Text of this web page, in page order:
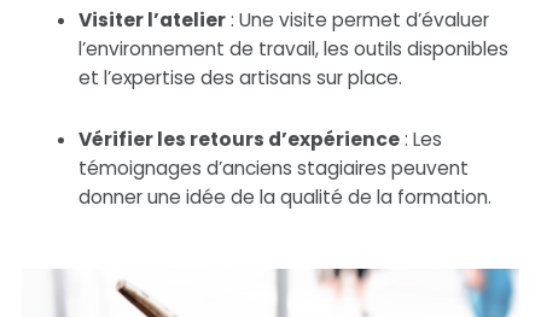
Visiter l’atelier: Une visite permet d’évaluer
l’environnement de travail, les outils disponibles
et l’expertise des artisans sur place.
Vérifier les retours d’expérience: Les
témoignages d’anciens stagiaires peuvent
donner une idée de la qualité de la formation.